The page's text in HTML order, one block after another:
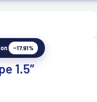
−17.91%
1.5″